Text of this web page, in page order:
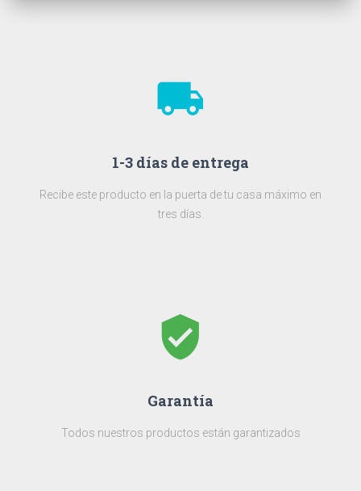
local_shipping
1-3 días de entrega
Recibe este producto en la puerta de tu casa máximo en
tres días.
verified_user
Garantía
Todos nuestros productos están garantizados